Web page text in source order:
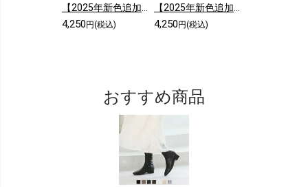
【2025年新色追加】スクエアトゥシンプルローヒールショートブーツ
4,250 円(税込)
【2025年新色追加】5cmヒール/スクエアトゥストレッチショートブーツ
4,250 円(税込)
おすすめ商品